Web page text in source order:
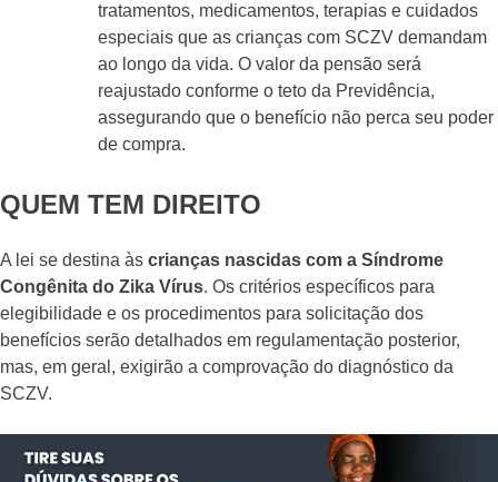
tratamentos, medicamentos, terapias e cuidados
especiais que as crianças com SCZV demandam
ao longo da vida. O valor da pensão será
reajustado conforme o teto da Previdência,
assegurando que o benefício não perca seu poder
de compra.
QUEM TEM DIREITO
A lei se destina às crianças nascidas com a Síndrome
Congênita do Zika Vírus. Os critérios específicos para
elegibilidade e os procedimentos para solicitação dos
benefícios serão detalhados em regulamentação posterior,
mas, em geral, exigirão a comprovação do diagnóstico da
SCZV.